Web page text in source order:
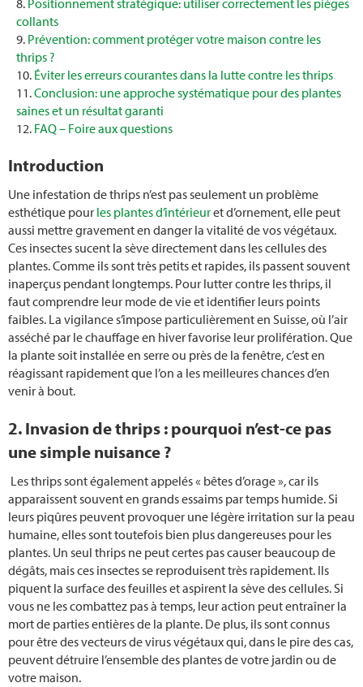
Positionnement stratégique: utiliser correctement les pièges
collants
Prévention: comment protéger votre maison contre les
thrips ?
Éviter les erreurs courantes dans la lutte contre les thrips
Conclusion: une approche systématique pour des plantes
saines et un résultat garanti
FAQ – Foire aux questions
Introduction
Une infestation de thrips n’est pas seulement un problème
esthétique pour les plantes d’intérieuret d’ornement, elle peut
aussi mettre gravement en danger la vitalité de vos végétaux.
Ces insectes sucent la sève directement dans les cellules des
plantes. Comme ils sont très petits et rapides, ils passent souvent
inaperçus pendant longtemps. Pour lutter contre les thrips, il
faut comprendre leur mode de vie et identifier leurs points
faibles. La vigilance s’impose particulièrement en Suisse, où l’air
asséché par le chauffage en hiver favorise leur prolifération. Que
la plante soit installée en serre ou près de la fenêtre, c’est en
réagissant rapidement que l’on a les meilleures chances d’en
venir à bout.
2. Invasion de thrips : pourquoi n’est-ce pas
une simple nuisance ?
Les thrips sont également appelés « bêtes d’orage », car ils
apparaissent souvent en grands essaims par temps humide. Si
leurs piqûres peuvent provoquer une légère irritation sur la peau
humaine, elles sont toutefois bien plus dangereuses pour les
plantes. Un seul thrips ne peut certes pas causer beaucoup de
dégâts, mais ces insectes se reproduisent très rapidement. Ils
piquent la surface des feuilles et aspirent la sève des cellules. Si
vous ne les combattez pas à temps, leur action peut entraîner la
mort de parties entières de la plante. De plus, ils sont connus
pour être des vecteurs de virus végétaux qui, dans le pire des cas,
peuvent détruire l’ensemble des plantes de votre jardin ou de
votre maison.
Tailler un figuier
Mobilier de jardin
Jeux d’extérieur pour les enfants
Allée de jardin
Clôture de jardin
Graines potagères
Geraniums
Faire des grillades
Planter des concombres
Tailler une haie
Planter des myrtilles
Taille des framboisiers
Plate-bande
Tailler les hortensias
Jardin d‘automne
Idées pour le balcon
Broyage